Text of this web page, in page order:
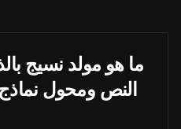
ما هو مولد نسيج
النص ومحول نماذج